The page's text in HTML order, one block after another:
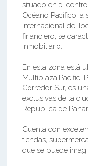
situado en el
Océano Pacífico, a
Internacional de
financiero, se
inmobiliario.
En esta zona está
Multiplaza Pacific.
Corredor Sur, es
exclusivas de la
República de
Cuenta con
tiendas,
que se puede